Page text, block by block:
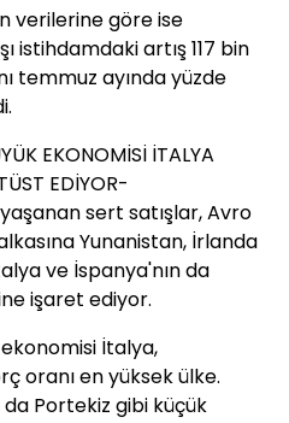
verilerine göre ise
istihdamdaki artış 117 bin
temmuz ayında yüzde
EKONOMİSİ İTALYA
EDİYOR-
sert satışlar, Avro
Yunanistan, İrlanda
ve İspanya'nın da
işaret ediyor.
İtalya,
oranı en yüksek ülke.
Portekiz gibi küçük